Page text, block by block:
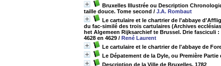
Bruxelles Illustrée ou Description
taille douce. Tome second / J.A. Rombaut
Le cartulaire et le chartrier de l'abbaye
du fac-similé des trois cartulaires (Archives
het Algemeen Rijksarchief te Brussel. Drie fasciculi
4628 en 4629 / René Laurent
Le cartulaire et le chartrier de l'abbaye de
Le Dépatement de la Dyle, ou Première
Description de la Ville de Bruxelles, 1782